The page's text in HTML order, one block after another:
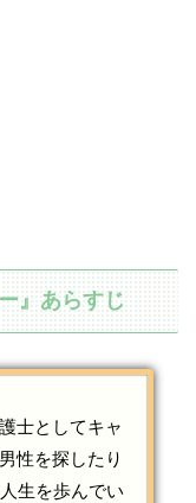
』あらすじ
士としてキャ
性を探したり
生を歩んでい